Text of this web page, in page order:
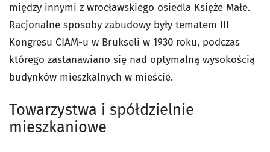
między innymi z wrocławskiego osiedla Księże Małe.
Racjonalne sposoby zabudowy były tematem III
Kongresu CIAM-u w Brukseli w 1930 roku, podczas
którego zastanawiano się nad optymalną wysokością
budynków mieszkalnych w mieście.
Towarzystwa i spółdzielnie
mieszkaniowe